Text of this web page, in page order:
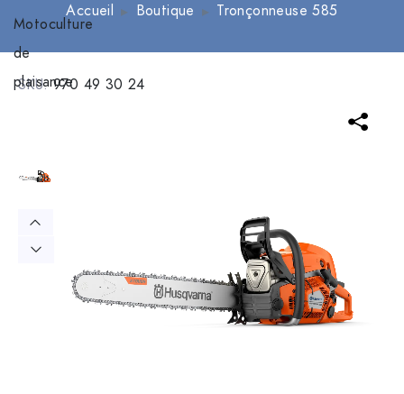
Accueil Boutique Tronçonneuse 585
SKU:970 49 30 24